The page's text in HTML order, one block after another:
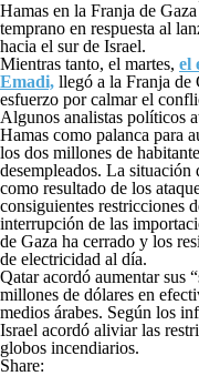
Hamas en la Franja de
temprano en respuesta al
hacia el sur de Israel.
Mientras tanto, el martes, el
Emadi, llegó a la Franja de
esfuerzo por calmar el
Algunos analistas políticos
Hamas como palanca para
los dos millones de
desempleados. La situación
como resultado de los
consiguientes restricciones
interrupción de las
de Gaza ha cerrado y los
de electricidad al día.
Qatar acordó aumentar sus
millones de dólares en
medios árabes. Según los
Israel acordó aliviar las
globos incendiarios.
Share: